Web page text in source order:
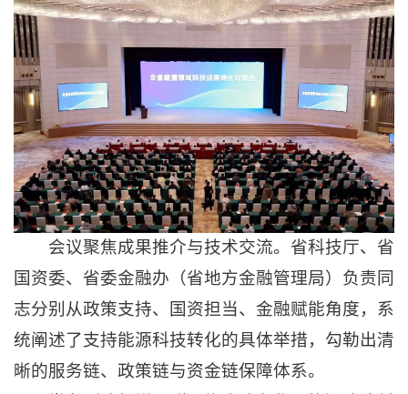
会议聚焦成果推介与技术交流。省科技厅、省
国资委、省委金融办（省地方金融管理局）负责同
志分别从政策支持、国资担当、金融赋能角度，系
统阐述了支持能源科技转化的具体举措，勾勒出清
晰的服务链、政策链与资金链保障体系。